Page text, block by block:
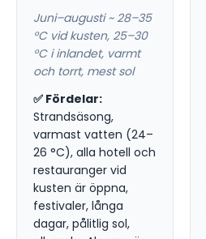
Juni–augusti ~ 28–35
°C vid kusten, 25–30
°C i inlandet, varmt
och torrt, mest sol
✅ Fördelar:
Strandsäsong,
varmast vatten (24–
26 °C), alla hotell och
restauranger vid
kusten är öppna,
festivaler, långa
dagar, pålitlig sol,